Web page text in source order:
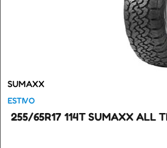
SUMAXX
ESTIVO
255/65R17 114T SUMAXX ALL